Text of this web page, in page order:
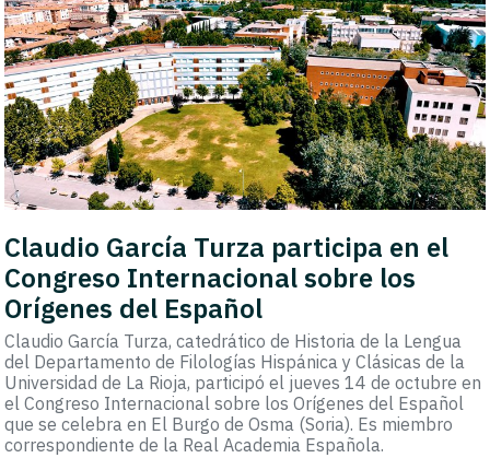
Claudio García Turza participa en el
Congreso Internacional sobre los
Orígenes del Español
Claudio García Turza, catedrático de Historia de la Lengua
del Departamento de Filologías Hispánica y Clásicas de la
Universidad de La Rioja, participó el jueves 14 de octubre en
el Congreso Internacional sobre los Orígenes del Español
que se celebra en El Burgo de Osma (Soria). Es miembro
correspondiente de la Real Academia Española.